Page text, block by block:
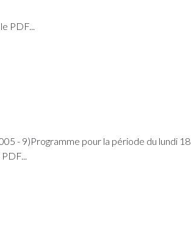
PDF...
- 9)Programme pour la période du lundi 18